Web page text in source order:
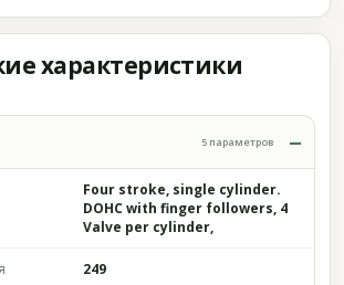
характеристики
5 параметров
Four stroke, single cylinder.
DOHC with finger followers, 4
Valve per cylinder,
249